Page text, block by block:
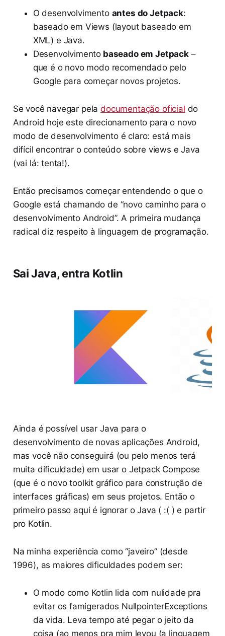
O desenvolvimento antes do Jetpack:
baseado em Views (layout baseado em
XML) e Java.
Desenvolvimento baseado em Jetpack–
que é o novo modo recomendado pelo
Google para começar novos projetos.
Se você navegar peladocumentação oficial do
Android hoje este direcionamento para o novo
modo de desenvolvimento é claro: está mais
difícil encontrar o conteúdo sobre views e Java
(vai lá: tenta!).
Então precisamos começar entendendo o que o
Google está chamando de “novo caminho para o
desenvolvimento Android”. A primeira mudança
radical diz respeito à linguagem de programação.
Sai Java, entra Kotlin
Ainda é possível usar Java para o
desenvolvimento de novas aplicações Android,
mas você não conseguirá (ou pelo menos terá
muita dificuldade) em usar o Jetpack Compose
(que é o novo toolkit gráfico para construção de
interfaces gráficas) em seus projetos. Então o
primeiro passo aqui é ignorar o Java ( :( ) e partir
pro Kotlin.
Na minha experiência como “javeiro” (desde
1996), as maiores dificuldades podem ser:
O modo como Kotlin lida com nulidade pra
evitar os famigerados NullpointerExceptions
da vida. Leva tempo até pegar o jeito da
coisa (ao menos pra mim levou (a linguagem